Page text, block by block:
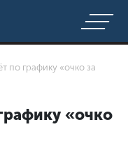
по графику «очко за
«очко